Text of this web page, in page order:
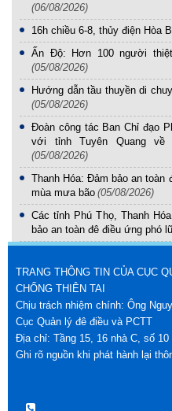
(06/08/2026)
16h chiều 6-8, thủy điện Hòa
Ấn Độ: Hơn 100 người
(05/08/2026)
Hướng dẫn tầu thuyền di
(05/08/2026)
Đoàn công tác Ban Chỉ đạo
với tỉnh Tuyên Quang về
(05/08/2026)
Thanh Hóa: Đảm bảo an toàn
mùa mưa bão (05/08/2026)
Các tỉnh Phú Thọ, Thanh
bảo an toàn đê điều ứng phó
TRANG THÔNG TIN CỦA CỤC
CHỐNG THIÊN TAI
Chịu trách nhiệm chính: Ông
Cục Quản lý đê điều và PCTT
Địa chỉ: Tầng 15, 16 nhà C, số
Ghi rõ nguồn khi phát hành lại